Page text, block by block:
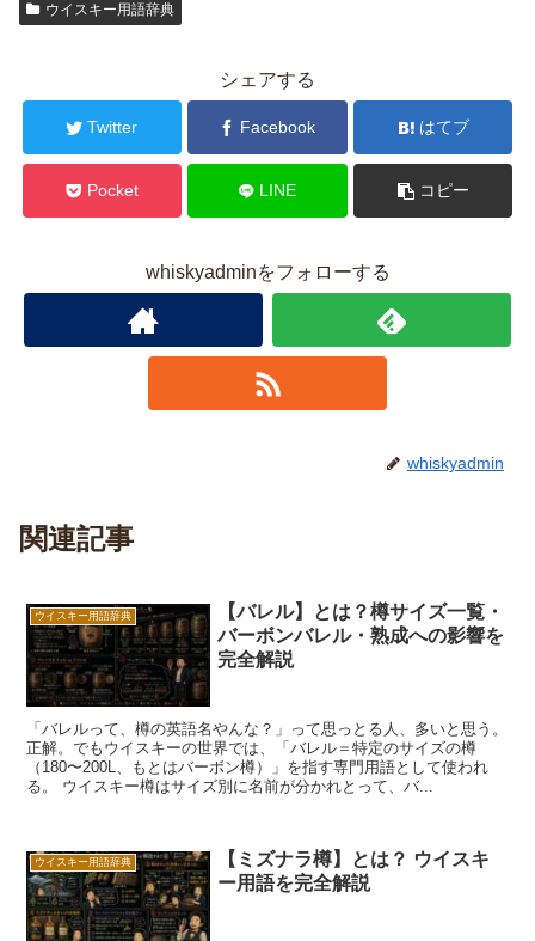
ウイスキー用語辞典
シェアする
Twitter Facebook はてブ
Pocket LINE コピー
whiskyadminをフォローする
whiskyadmin
関連記事
ウイスキー用語辞典
【バレル】とは？樽サイズ一覧・
バーボンバレル・熟成への影響を
完全解説
「バレルって、樽の英語名やんな？」って思っとる人、多いと思う。
正解。でもウイスキーの世界では、「バレル＝特定のサイズの樽
（180〜200L、もとはバーボン樽）」を指す専門用語として使われ
る。 ウイスキー樽はサイズ別に名前が分かれとって、バ...
ウイスキー用語辞典
【ミズナラ樽】とは？ ウイスキ
ー用語を完全解説